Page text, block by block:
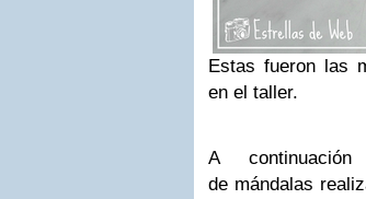
Estas fueron las
en el taller.
A
de mándalas